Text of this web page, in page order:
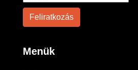
Menük